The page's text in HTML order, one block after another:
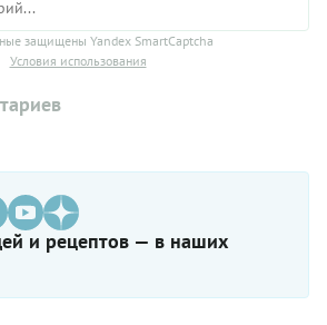
защищены Yandex SmartCaptcha
Условия использования
и рецептов — в наших